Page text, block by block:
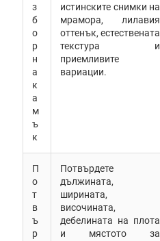
з
б
о
р
н
а
к
а
м
ъ
к
истинските снимки на
мрамора, лилавия
оттенък, естествената
текстура и
приемливите
вариации.
П
о
т
в
ъ
р
Потвърдете
дължината,
ширината,
височината,
дебелината на плота
и мястото за